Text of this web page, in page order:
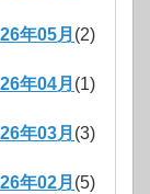
年05月 (2)
年04月 (1)
年03月 (3)
年02月 (5)